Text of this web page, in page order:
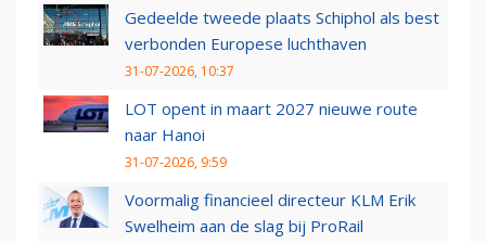
Gedeelde tweede plaats Schiphol als best
verbonden Europese luchthaven
31-07-2026, 10:37
LOT opent in maart 2027 nieuwe route
naar Hanoi
31-07-2026, 9:59
Voormalig financieel directeur KLM Erik
Swelheim aan de slag bij ProRail